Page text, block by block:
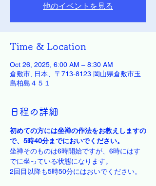
他のイベントを見る
Time & Location
Oct 26, 2025, 6:00 AM – 8:30 AM
倉敷市, 日本、〒713-8123 岡山県倉敷市玉
島柏島４５１
日程の詳細
初めての方には坐禅の作法をお教えしますの
で、5時40分までにおいでください。
坐禅そのものは6時開始ですが、6時にはす
でに坐っている状態になります。
2回目以降も5時50分にはおいでください。